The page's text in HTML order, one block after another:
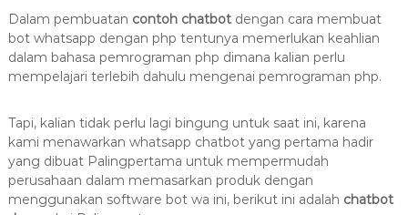
Dalam pembuatan contoh chatbotdengan cara membuat
bot whatsapp dengan php tentunya memerlukan keahlian
dalam bahasa pemrograman php dimana kalian perlu
mempelajari terlebih dahulu mengenai pemrograman php.
Tapi, kalian tidak perlu lagi bingung untuk saat ini, karena
kami menawarkan whatsapp chatbot yang pertama hadir
yang dibuat Palingpertama untuk mempermudah
perusahaan dalam memasarkan produk dengan
menggunakan software bot wa ini, berikut ini adalah chatbot